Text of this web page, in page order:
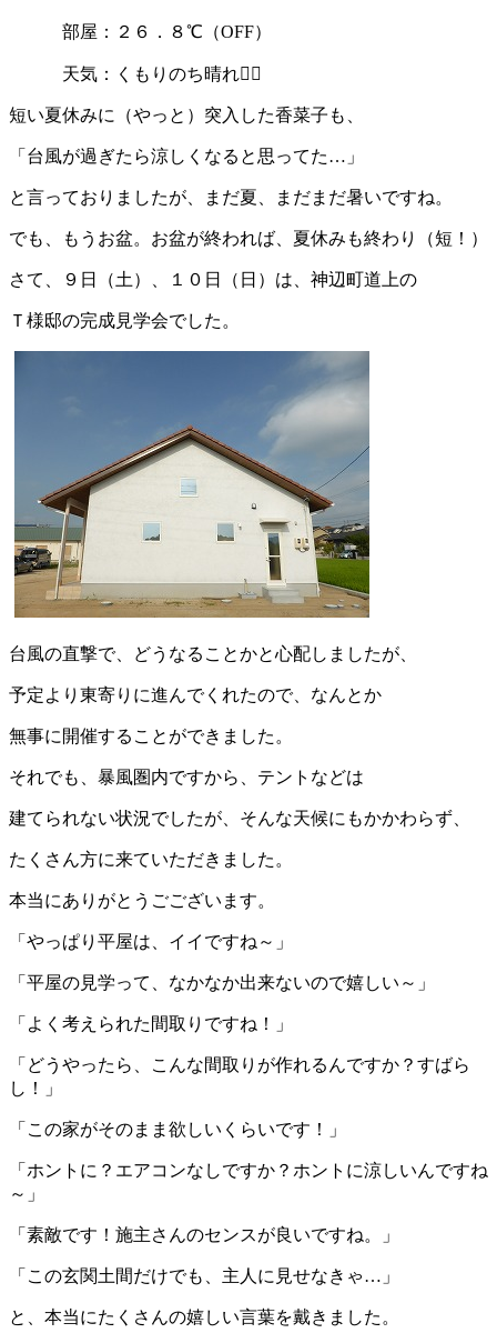
部屋：２６．８℃（OFF）
天気：くもりのち晴れ
短い夏休みに（やっと）突入した香菜子も、
「台風が過ぎたら涼しくなると思ってた…」
と言っておりましたが、まだ夏、まだまだ暑いですね。
でも、もうお盆。お盆が終われば、夏休みも終わり（短！）
さて、９日（土）、１０日（日）は、神辺町道上の
Ｔ様邸の完成見学会でした。
台風の直撃で、どうなることかと心配しましたが、
予定より東寄りに進んでくれたので、なんとか
無事に開催することができました。
それでも、暴風圏内ですから、テントなどは
建てられない状況でしたが、そんな天候にもかかわらず、
たくさん方に来ていただきました。
本当にありがとうごございます。
「やっぱり平屋は、イイですね～」
「平屋の見学って、なかなか出来ないので嬉しい～」
「よく考えられた間取りですね！」
「どうやったら、こんな間取りが作れるんですか？すばら
し！」
「この家がそのまま欲しいくらいです！」
「ホントに？エアコンなしですか？ホントに涼しいんですね
～」
「素敵です！施主さんのセンスが良いですね。」
「この玄関土間だけでも、主人に見せなきゃ…」
と、本当にたくさんの嬉しい言葉を戴きました。